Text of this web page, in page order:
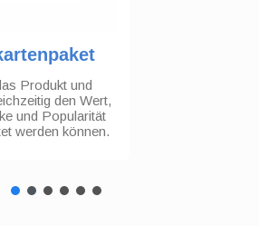
Ihrem Laufwerk einen
hinzu, damit
Ihre Marke bei sich